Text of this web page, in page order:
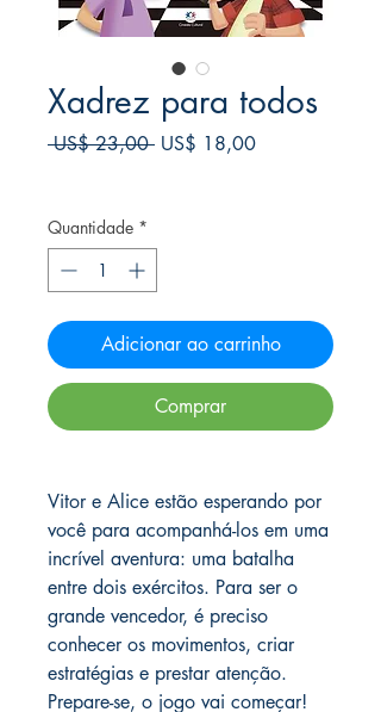
Xadrez para todos
US$ 23,00 Preço
US$ 18,00Preço
Quantidade *
Adicionar ao carrinho
Comprar
Vitor e Alice estão esperando por
você para acompanhá-los em uma
incrível aventura: uma batalha
entre dois exércitos. Para ser o
grande vencedor, é preciso
conhecer os movimentos, criar
estratégias e prestar atenção.
Prepare-se, o jogo vai começar!